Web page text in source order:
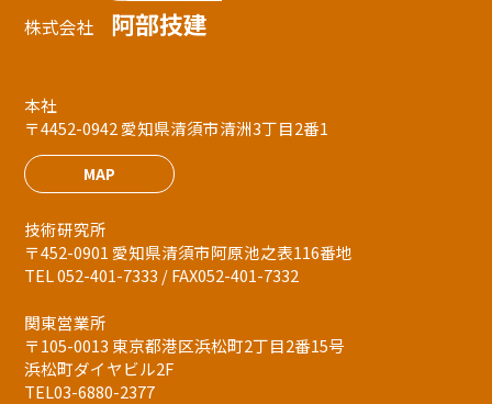
株式会社 阿部技建
本社
〒4452-0942 愛知県清須市清洲3丁目2番1
MAP
技術研究所
〒452-0901 愛知県清須市阿原池之表116番地
TEL 052-401-7333 / FAX052-401-7332
関東営業所
〒105-0013 東京都港区浜松町2丁目2番15号
浜松町ダイヤビル2F
TEL03-6880-2377